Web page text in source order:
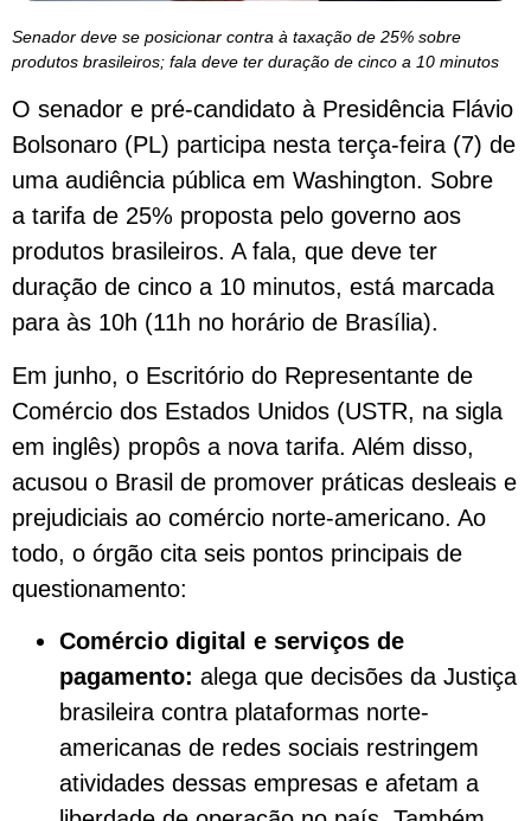
Senador deve se posicionar contra à taxação de 25% sobre
produtos brasileiros; fala deve ter duração de cinco a 10 minutos
O senador e pré-candidato à Presidência Flávio
Bolsonaro (PL) participa nesta terça-feira (7) de
uma audiência pública em Washington. Sobre
a tarifa de 25% proposta pelo governo aos
produtos brasileiros. A fala, que deve ter
duração de cinco a 10 minutos, está marcada
para às 10h (11h no horário de Brasília).
Em junho, o Escritório do Representante de
Comércio dos Estados Unidos (USTR, na sigla
em inglês) propôs a nova tarifa. Além disso,
acusou o Brasil de promover práticas desleais e
prejudiciais ao comércio norte-americano. Ao
todo, o órgão cita seis pontos principais de
questionamento:
Comércio digital e serviços de
pagamento: alega que decisões da Justiça
brasileira contra plataformas norte-
americanas de redes sociais restringem
atividades dessas empresas e afetam a